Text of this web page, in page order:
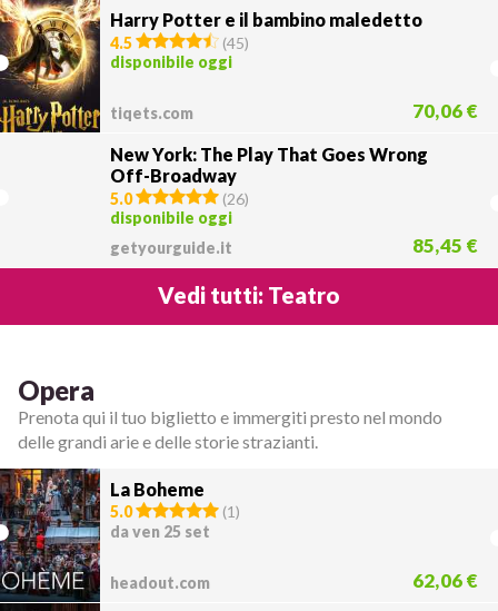
Harry Potter e il bambino maledetto
4.5 (45)
disponibile oggi
tiqets.com 70,06 €
New York: The Play That Goes Wrong
Off-Broadway
5.0 (26)
disponibile oggi
getyourguide.it
85,45 €
Vedi tutti: Teatro
Opera
Prenota qui il tuo biglietto e immergiti presto nel mondo
delle grandi arie e delle storie strazianti.
La Boheme
5.0 (1)
da ven 25 set
headout.com 62,06 €